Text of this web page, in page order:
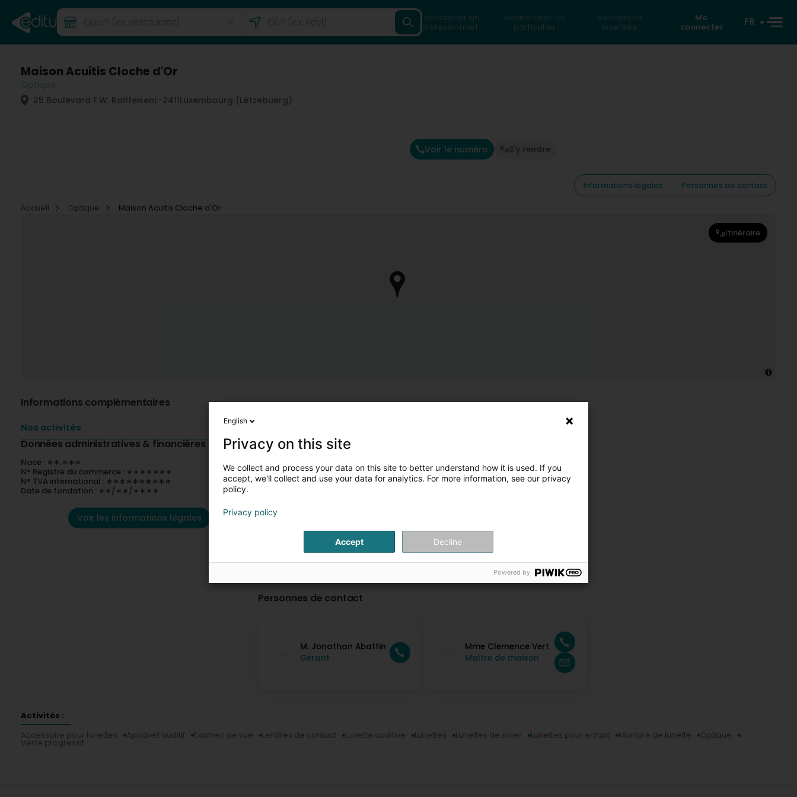
Rechercher un
professionnel
Rechercher un
particulier
Recherche
inversée
Me
connecter
FR
Maison Acuitis Cloche d'Or
25 Boulevard F.W. RaiffeisenL-2411Luxembourg (Lëtzebuerg)
Voir le numéro S'y rendre
Informations légales
Personnes de contact
Accueil
Optique Maison Acuitis Cloche d'Or
Itinéraire
Informations complémentaires
Nos activités
Données administratives & financières
Nace : ∗∗.∗∗∗
N° Registre du commerce : ∗∗∗∗∗∗∗
N° TVA international : ∗∗∗∗∗∗∗∗∗∗
Date de fondation : ∗∗/∗∗/∗∗∗∗
Voir les informations légales
Personnes de contact
M. Jonathan Abattin
Gérant
Mme Clemence Vert
Maître de maison
Activités :
Accessoire pour lunettes
Appareil auditif Examen de vue Lentilles de contact Lunette auditive Lunettes Lunettes de soleil Lunettes pour enfant Monture de lunette Optique
Verre progressif
English
Privacy on this site
We collect and process your data on this site to better understand how it is used. If you
accept, we'll collect and use your data for analytics. For more information, see our privacy
policy.
Privacy policy
Accept Decline
Powered by